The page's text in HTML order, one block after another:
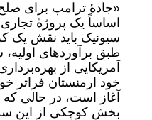
«جادۀ ترامپ برای
اساساً یک پروژۀ
سیونیک باید نقش یک
طبق برآوردهای
آمریکایی از
خود ارمنستان فراتر
آغاز است، در حالی که
بخش کوچکی از این